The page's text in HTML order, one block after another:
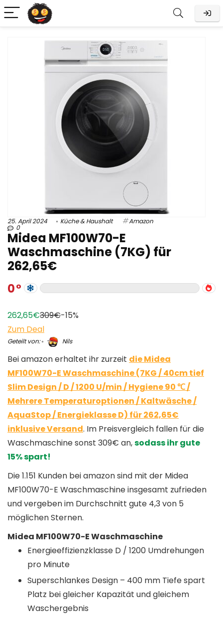
25. April 2024 Küche & Haushalt Amazon
0
Midea MF100W70-E
Waschmaschine (7KG) für
262,65€
0
262,65€309€-15%
Zum Deal
Geteilt von: Nils
Bei amazon erhaltet ihr zurzeit die Midea
MF100W70-E Waschmaschine (7KG / 40cm tief
Slim Design / D / 1200 U/min / Hygiene 90 ℃ /
Mehrere Temperaturoptionen / Kaltwäsche /
AquaStop / Energieklasse D) für 262,65€
inklusive Versand. Im Preisvergleich fallen für die
Waschmaschine sonst 309€ an,sodass ihr gute
15% spart!
Die 1.151 Kunden bei amazon sind mit der Midea
MF100W70-E Waschmaschine insgesamt zufrieden
und vergeben im Durchschnitt gute 4,3 von 5
möglichen Sternen.
Midea MF100W70-E Waschmaschine
Energieeffizienzklasse D / 1200 Umdrehungen
pro Minute
Superschlankes Design – 400 mm Tiefe spart
Platz bei gleicher Kapazität und gleichem
Waschergebnis